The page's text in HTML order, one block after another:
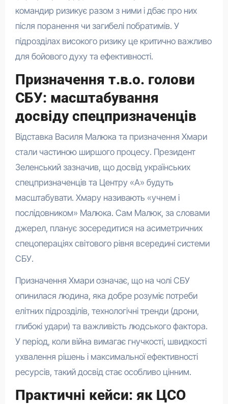
командир ризикує разом з ними і дбає про них
після поранення чи загибелі побратимів. У
підрозділах високого ризику це критично важливо
для бойового духу та ефективності.
Призначення т.в.о. голови
СБУ: масштабування
досвіду спецпризначенців
Відставка Василя Малюка та призначення Хмари
стали частиною ширшого процесу. Президент
Зеленський зазначив, що досвід українських
спецпризначенців та Центру «А» будуть
масштабувати. Хмару називають «учнем і
послідовником» Малюка. Сам Малюк, за словами
джерел, планує зосередитися на асиметричних
спецопераціях світового рівня всередині системи
СБУ.
Призначення Хмари означає, що на чолі СБУ
опинилася людина, яка добре розуміє потреби
елітних підрозділів, технологічні тренди (дрони,
глибокі удари) та важливість людського фактора.
У період, коли війна вимагає гнучкості, швидкості
ухвалення рішень і максимальної ефективності
ресурсів, такий досвід стає особливо цінним.
Практичні кейси: як ЦСО